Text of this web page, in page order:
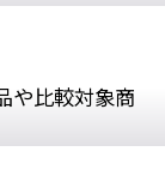
や比較対象商